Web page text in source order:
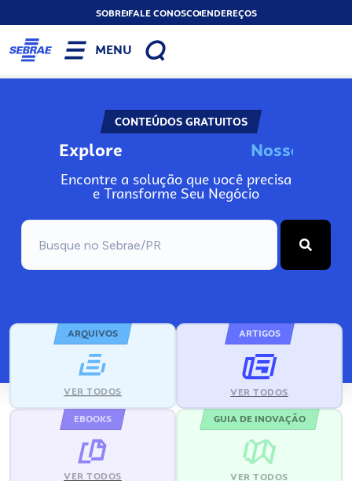
SOBREFALE CONOSCOENDEREÇOS
MENU
CONTEÚDOS GRATUITOS
Explore Nos
Encontre a solução que você precisa
e Transforme Seu Negócio
ARQUIVOS
VER TODOS
ARTIGOS
VER TODOS
EBOOKS
VER TODOS
GUIA DE INOVAÇÃO
VER TODOS